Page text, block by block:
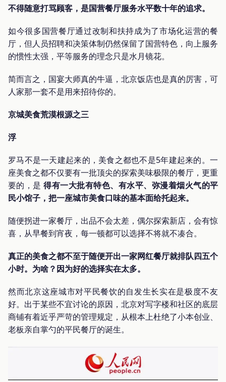
不得随意打骂顾客，是国营餐厅服务水平数十年的追求。
如今很多国营餐厅通过改制和扶持成为了市场化运营的餐
厅，但人员招聘和决策体制仍然保留了国营特色，向上服务
的惯性太强，平等服务的理念只是水月镜花。
简而言之，国宴大师真的牛逼，北京饭店也是真的厉害，可
人家那一套不是用来招待你的。
京城美食荒漠根源之三
浮
罗马不是一天建起来的，美食之都也不是5年建起来的。一
座美食之都不仅要有一批顶尖的探索美味极限的餐厅，更重
要的，是得有一大批有特色、有水平、弥漫着烟火气的平
民小馆子，把一座城市美食口味的基本面给托起来。
随便拐进一家餐厅，出品不会太差，偶尔探索新店，会有惊
喜，从早餐到宵夜，每一顿都可以选择不将就不凑合。
真正的美食之都不至于随便开出一家网红餐厅就排队四五个
小时。为啥？因为好的选择实在太多。
然而北京这座城市对平民餐饮的自发生长实在是极度不友
好。出于某些不宜讨论的原因，北京对写字楼和社区的底层
商铺有着近乎严苛的管理规定，从根本上杜绝了小本创业、
老板亲自掌勺的平民餐厅的诞生。